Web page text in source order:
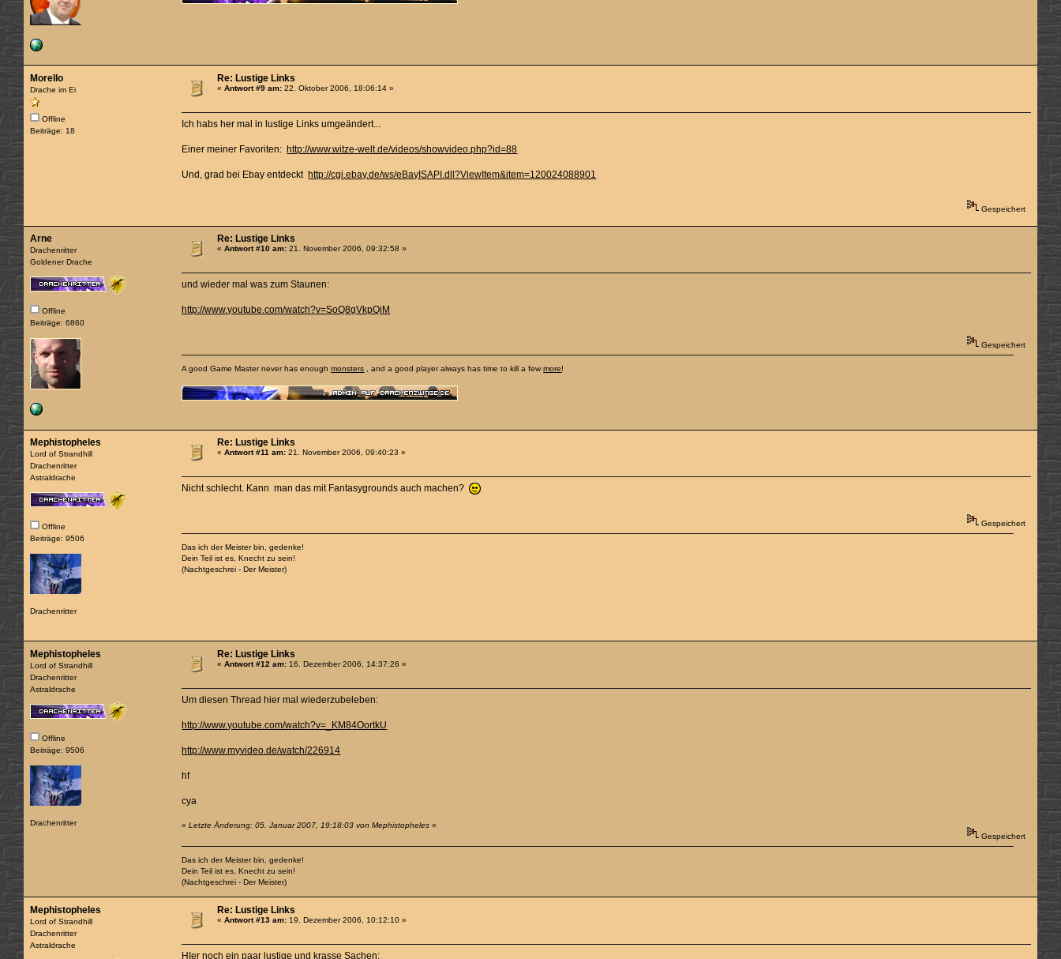
Morello
Drache im Ei
Offline
Beiträge: 18
Re: Lustige Links
«Antwort #9 am: 22. Oktober 2006, 18:06:14 »
Ich habs her mal in lustige Links umgeändert...
Einer meiner Favoriten:http://www.witze-welt.de/videos/showvideo.php?id=88
Und, grad bei Ebay entdeckthttp://cgi.ebay.de/ws/eBayISAPI.dll?ViewItem&item=120024088901
Gespeichert
Arne
Drachenritter
Goldener Drache
Offline
Beiträge: 6860
Re: Lustige Links
«Antwort #10 am: 21. November 2006, 09:32:58 »
und wieder mal was zum Staunen:
http://www.youtube.com/watch?v=SoQ8gVkpQiM
Gespeichert
A good Game Master never has enoughmonsters , and a good player always has time to kill a fewmore!
Mephistopheles
Lord of Strandhill
Drachenritter
Astraldrache
Offline
Beiträge: 9506
Drachenritter
Re: Lustige Links
«Antwort #11 am: 21. November 2006, 09:40:23 »
Nicht schlecht. Kann man das mit Fantasygrounds auch machen?
Gespeichert
Das ich der Meister bin, gedenke!
Dein Teil ist es, Knecht zu sein!
(Nachtgeschrei - Der Meister)
Mephistopheles
Lord of Strandhill
Drachenritter
Astraldrache
Offline
Beiträge: 9506
Drachenritter
Re: Lustige Links
«Antwort #12 am: 16. Dezember 2006, 14:37:26 »
Um diesen Thread hier mal wiederzubeleben:
http://www.youtube.com/watch?v=_KM84OortkU
http://www.myvideo.de/watch/226914
hf
cya
«Letzte Änderung: 05. Januar 2007, 19:18:03 von Mephistopheles »
Gespeichert
Das ich der Meister bin, gedenke!
Dein Teil ist es, Knecht zu sein!
(Nachtgeschrei - Der Meister)
Mephistopheles
Lord of Strandhill
Drachenritter
Astraldrache
Re: Lustige Links
«Antwort #13 am: 19. Dezember 2006, 10:12:10 »
HIer noch ein paar lustige und krasse Sachen: